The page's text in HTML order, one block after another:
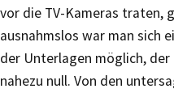
vor die TV-Kameras traten,
ausnahmslos war man sich
der Unterlagen möglich,
nahezu null. Von den